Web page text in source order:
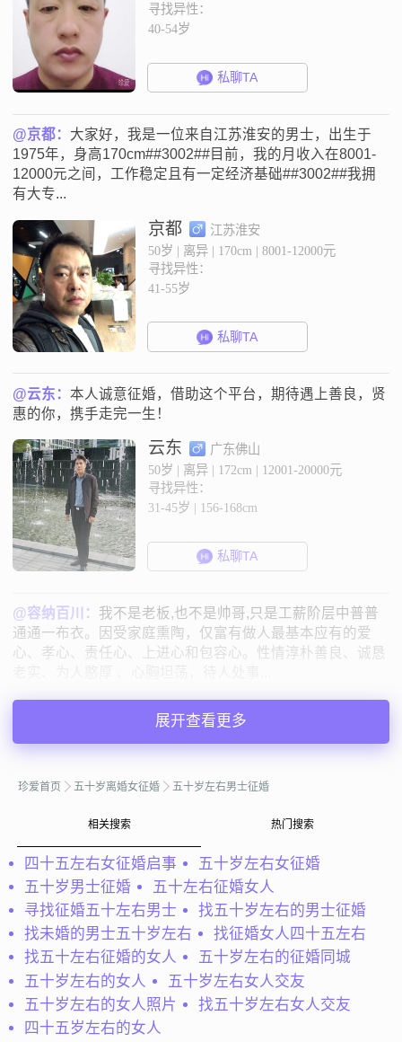
寻找异性：
40-54岁
私聊TA
@京都： 大家好，我是一位来自江苏淮安的男士，出生于
1975年，身高170cm##3002##目前，我的月收入在8001-
12000元之间，工作稳定且有一定经济基础##3002##我拥
有大专...
京都
江苏淮安
50岁 | 离异 | 170cm | 8001-12000元
寻找异性：
41-55岁
私聊TA
@云东：本人诚意征婚，借助这个平台，期待遇上善良，贤
惠的你，携手走完一生！
云东
广东佛山
50岁 | 离异 | 172cm | 12001-20000元
寻找异性：
31-45岁 | 156-168cm
私聊TA
@容纳百川： 我不是老板,也不是帅哥,只是工薪阶层中普普
通通一布衣。因受家庭熏陶，仅富有做人最基本应有的爱
心、孝心、责任心、上进心和包容心。性情淳朴善良、诚恳
50岁 | 离异 | 161cm | 3000元以下
寻找异性：
@渴望家园：大家好，我是一位来自双鸭山的男士，出生于
1976年，身高173cm。我的收入相对稳定，每月在3000元
以下。虽然学历只是高中及以下，但我一直秉持着活到老学
到老的态度，在生活中不断学...
渴望家园
黑龙江双鸭山
50岁 | 丧偶 | 173cm | 3000元以下
寻找异性：
40-45岁
展开查看更多
珍爱首页 五十岁离婚女征婚 五十岁左右男士征婚
相关搜索 热门搜索
四十五左右女征婚启事
五十岁左右女征婚
五十岁男士征婚
五十左右征婚女人
寻找征婚五十左右男士
找五十岁左右的男士征婚
找未婚的男士五十岁左右
找征婚女人四十五左右
找五十左右征婚的女人
五十岁左右的征婚同城
五十岁左右的女人
五十岁左右女人交友
五十岁左右的女人照片
找五十岁左右女人交友
四十五岁左右的女人